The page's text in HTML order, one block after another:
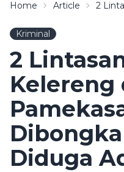
Home Article 2
Kriminal
2
Kelereng
Diduga